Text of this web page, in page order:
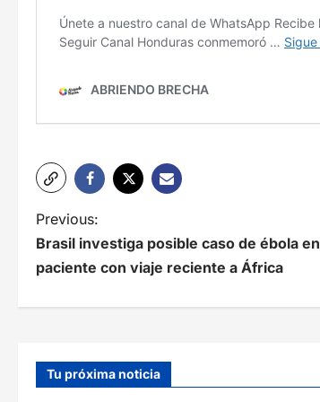
N
a
a
Previous:
Brasil investiga posible caso de ébola en
paciente con viaje reciente a África
Tu próxima noticia